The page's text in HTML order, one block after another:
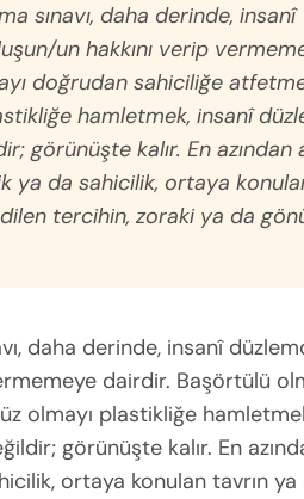
sınavı, daha derinde, insanî
un hakkını verip
doğrudan sahiciliğe
hamletmek, insanî
görünüşte kalır. En azından
ya da sahicilik, ortaya
tercihin, zoraki ya da
daha derinde, insanî
dairdir. Başörtülü
olmayı plastikliğe
görünüşte kalır. En
ortaya konulan tavrın